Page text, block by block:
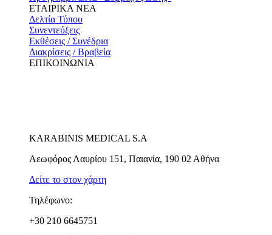
ΕΤΑΙΡΙΚΑ ΝΕΑ
Δελτία Τύπου
Συνεντεύξεις
Εκθέσεις / Συνέδρια
Διακρίσεις / Βραβεία
ΕΠΙΚΟΙΝΩΝΙΑ
KARABINIS MEDICAL S.A
Λεωφόρος Λαυρίου 151, Παιανία, 190 02 Αθήνα
Δείτε το στον χάρτη
Τηλέφωνο:
+30 210 6645751